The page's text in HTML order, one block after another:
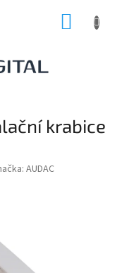
krabice
AUDAC